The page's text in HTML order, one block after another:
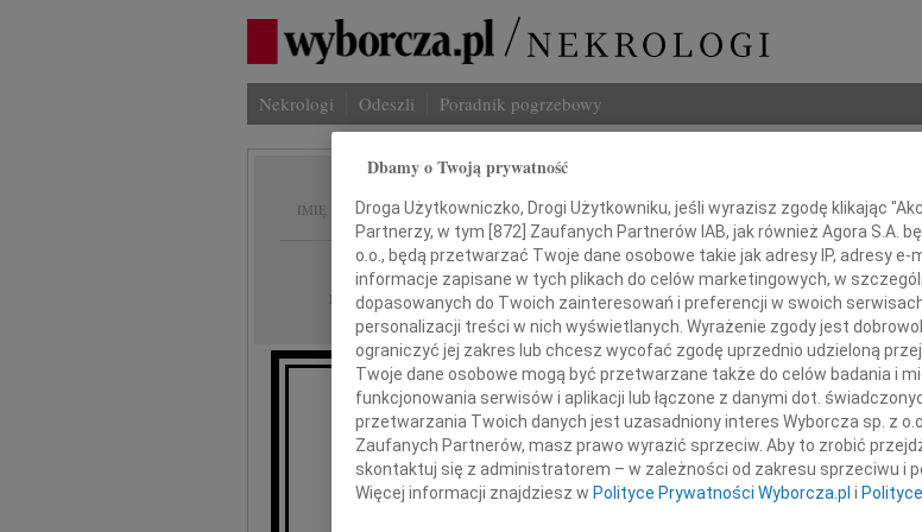
Nekrologi Odeszli Poradnik pogrzebowy
IMIĘ I NAZWISKO: Leokadia Przybylska-Kolenda
REGION: Warszawa
DATA EMISJI: 06.05.2010
W dniu 4 maja 2010 roku odeszła od nas
Dbamy o Twoją prywatność
Droga Użytkowniczko, Drogi Użytkowniku, jeśli wyrazisz zgodę klikając
Partnerzy, w tym [ 872 ] Zaufanych Partnerów IAB, jak również Agora S.A.
o.o., będą przetwarzać Twoje dane osobowe takie jak adresy IP, adresy
informacje zapisane w tych plikach do celów marketingowych, w
dopasowanych do Twoich zainteresowań i preferencji w swoich
personalizacji treści w nich wyświetlanych. Wyrażenie zgody jest
ograniczyć jej zakres lub chcesz wycofać zgodę uprzednio udzieloną
Twoje dane osobowe mogą być przetwarzane także do celów badania i
funkcjonowania serwisów i aplikacji lub łączone z danymi dot.
przetwarzania Twoich danych jest uzasadniony interes Wyborcza sp. z
Zaufanych Partnerów, masz prawo wyrazić sprzeciw. Aby to zrobić
skontaktuj się z administratorem – w zależności od zakresu sprzeciwu i
Więcej informacji znajdziesz w Polityce Prywatności Wyborcza.pl i